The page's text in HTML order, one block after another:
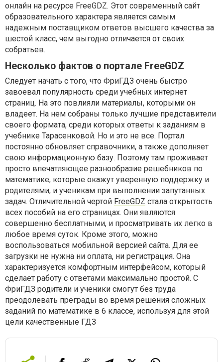
онлайн на ресурсе FreeGDZ. Этот современный сайт
образовательного характера является самым
надежным поставщиком ответов высшего качества за
шестой класс, чем выгодно отличается от своих
собратьев.
Несколько фактов о портале FreeGDZ
Следует начать с того, что ФриГДЗ очень быстро
завоевал популярность среди учебных интернет
страниц. На это повлияли материалы, которыми он
владеет. На нем собраны только лучшие представители
своего формата, среди которых ответы к заданиям в
учебнике Тарасенковой. Но и это не все. Портал
постоянно обновляет справочники, а также дополняет
свою информационную базу. Поэтому там проживает
просто впечатляющее разнообразие решебников по
математике, которые окажут уверенную поддержку и
родителями, и ученикам при выполнении запутанных
задач. Отличительной чертой FreeGDZ стала открытость
всех пособий на его страницах. Они являются
совершенно бесплатными, и просматривать их легко в
любое время суток. Кроме этого, можно
воспользоваться мобильной версией сайта. Для ее
загрузки не нужна ни оплата, ни регистрация. Она
характеризуется комфортным интерфейсом, который
сделает работу с ответами максимально простой. С
ФриГДЗ родители и ученики смогут без труда
преодолевать преграды во время решения сложных
заданий по математике в 6 классе, используя для этой
цели качественные ГДЗ